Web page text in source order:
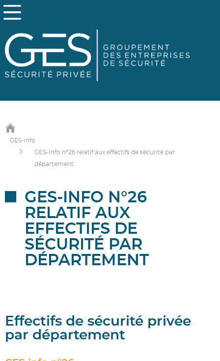
GES-info
GES-Info n°26 relatif aux effectifs de sécurité par
département
GES-INFO N°26
RELATIF AUX
EFFECTIFS DE
SÉCURITÉ PAR
DÉPARTEMENT
Effectifs de sécurité privée
par département